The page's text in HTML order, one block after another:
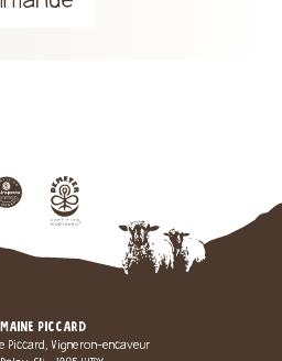
PICCARD
Piccard, Vigneron-encaveur